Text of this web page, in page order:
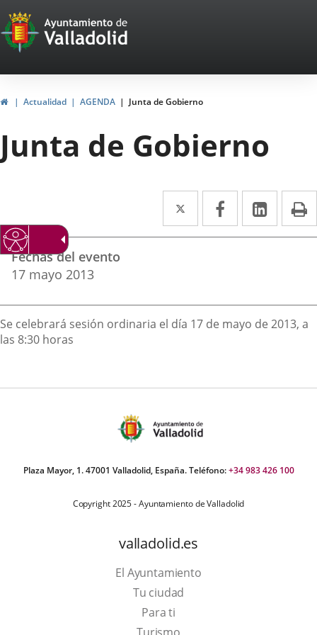
Portal
Web
del
Ayuntamiento
de
Valladolid
HomeActualidad AGENDA Junta de Gobierno
Junta de Gobierno
Twitter
Enlace
a
externa.
Facebook
Enlace
a
externa.
Enlace
a
Datos
del
evento
Fechas del evento
17 mayo 2013
Descripción
Se celebrará sesión ordinaria el día 17 de mayo de 2013, a
las 8:30 horas
Plaza Mayor, 1. 47001 Valladolid, España. Teléfono:+34 983 426 100
Copyright 2025 - Ayuntamiento de Valladolid
valladolid.es
El Ayuntamiento
Tu ciudad
Para ti
This